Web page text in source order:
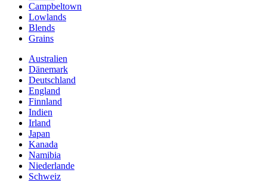
Campbeltown
Lowlands
Blends
Grains
Australien
Dänemark
Deutschland
England
Finnland
Indien
Irland
Japan
Kanada
Namibia
Niederlande
Schweiz